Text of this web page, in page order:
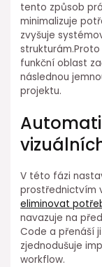
tento způsob
minimalizuje
zvyšuje
funkční oblast
následnou
projektu.
V této fázi
prostřednictvím
eliminovat
navazuje⁣ na
Code a přenáší
zjednodušuje
workflow.